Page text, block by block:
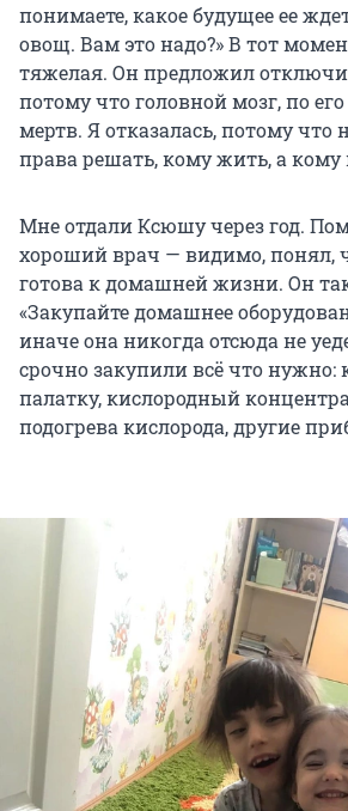
понимаете, какое будущее ее
овощ. Вам это надо?» В тот
тяжелая. Он предложил
потому что головной мозг, по
мертв. Я отказалась, потому что
права решать, кому жить, а кому
Мне отдали Ксюшу через год.
хороший врач — видимо, понял,
готова к домашней жизни. Он
«Закупайте домашнее
иначе она никогда отсюда не
срочно закупили всё что нужно:
палатку, кислородный
подогрева кислорода, другие